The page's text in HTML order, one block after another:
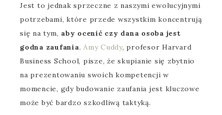
Jest to jednak sprzeczne z naszymi ewolucyjnymi
potrzebami, które przede wszystkim koncentrują
się na tym, aby ocenić czy dana osoba jest
godna zaufania. Amy Cuddy, profesor Harvard
Business School, pisze, że skupianie się zbytnio
na prezentowaniu swoich kompetencji w
momencie, gdy budowanie zaufania jest kluczowe
może być bardzo szkodliwą taktyką.